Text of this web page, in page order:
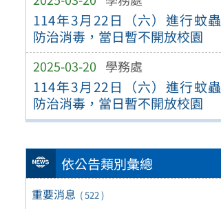
114年3月22日（六）進行蚊蟲
防治消毒，當日暫不開放校園
2025-03-20 學務處
114年3月22日（六）進行蚊蟲
防治消毒，當日暫不開放校園
依公告類別彙總
重要消息 ( 522 )